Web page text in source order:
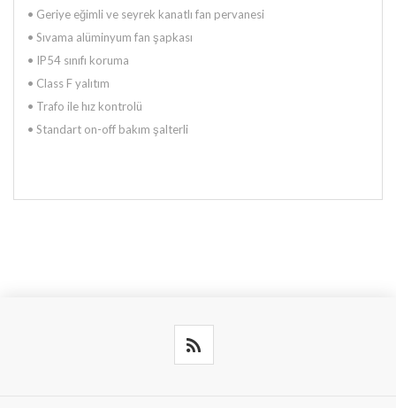
• Geriye eğimli ve seyrek kanatlı fan pervanesi
• Sıvama alüminyum fan şapkası
• IP54 sınıfı koruma
• Class F yalıtım
• Trafo ile hız kontrolü
• Standart on-off bakım şalterli